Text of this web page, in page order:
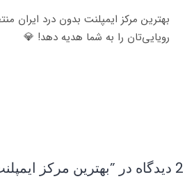
بهترین مرکز ایمپلنت بدون درد ایران
رویایی‌تان را به شما هدیه دهد! 💎
2 دیدگاه در ”
بهترین مرکز